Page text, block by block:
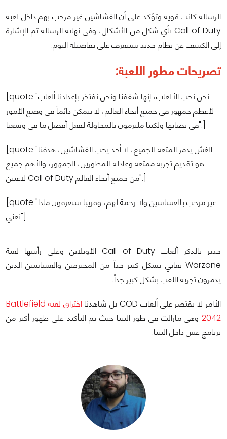
الرسالة كانت قوية وتؤكد على أن الغشاشين غير مرحب بهم داخل لعبة
Call of Duty بأي شكل من الأشكال، وفي نهاية الرسالة تم الإشارة
إلى الكشف عن نظام جديد سنتعرف على تفاصيله اليوم.
تصريحات مطور اللعبة:
[quote "نحن نحب الألعاب، إنها شغفنا ونحن نفتخر بإعدادنا ألعاب
لأعظم جمهور في جميع أنحاء العالم، لا نتمكن دائماً في وضع الأمور
في نصابها ولكننا ملتزمون بالمحاولة لفعل أفضل ما في وسعنا".]
[quote "الغش يدمر المتعة للجميع، لا أحد يحب الغشاشين، هدفنا
هو تقديم تجربة ممتعة وعادلة للمطورين، الجمهور، والأهم جميع
لاعبين Call of Duty من جميع أنحاء العالم".]
[quote "غير مرحب بالغشاشين ولا رحمة لهم، وقريبا ستعرفون ماذا
نعني"]
جدير بالذكر ألعاب Call of Duty الأونلاين وعلى رأسها لعبة
Warzone تعاني بشكل كبير جداً من المخترقين والغشاشين الذين
يدمرون تجربة اللعب بشكل كبير جداً.
الأامر لا يقتصر على ألعاب COD بل شاهدنا
اختراق لعبة Battlefield
2042 وهي مازالت في طور البيتا حيث تم التأكيد على ظهور أكثر من
برنامج غش داخل البيتا.